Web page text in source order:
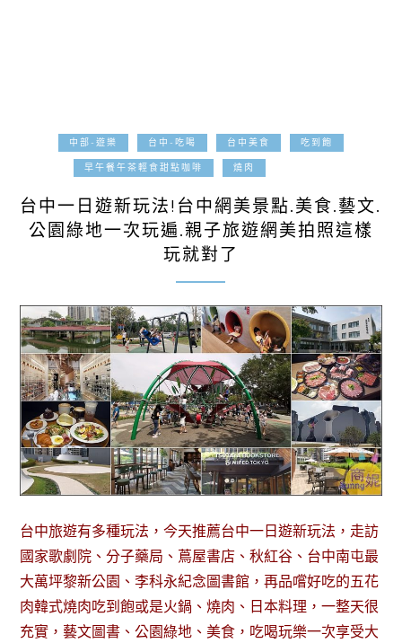
中部-遊樂 台中-吃喝 台中美食 吃到飽
早午餐午茶輕食甜點咖啡 燒肉
台中一日遊新玩法!台中網美景點.美食.藝文.
公園綠地一次玩遍.親子旅遊網美拍照這樣
玩就對了
台中旅遊有多種玩法，今天推薦台中一日遊新玩法，走訪
國家歌劇院、分子藥局、蔦屋書店、秋紅谷、台中南屯最
大萬坪黎新公園、李科永紀念圖書館，再品嚐好吃的五花
肉韓式燒肉吃到飽或是火鍋、燒肉、日本料理，一整天很
充實，藝文圖書、公園綠地、美食，吃喝玩樂一次享受大